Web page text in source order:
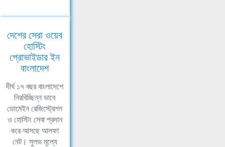
দেশের সেরা ওয়েব
হোস্টিং
প্রোভাইডার ইন
বাংলাদেশ
দীর্ঘ ১৭ বছর বাংলাদেশে
নিরবিচ্ছিন্ন ভাবে
ডোমেইন রেজিস্ট্রেশন
ও হোস্টিং সেবা প্রদান
করে আসছে আলফা
নেট। সুলভ মূল্যে